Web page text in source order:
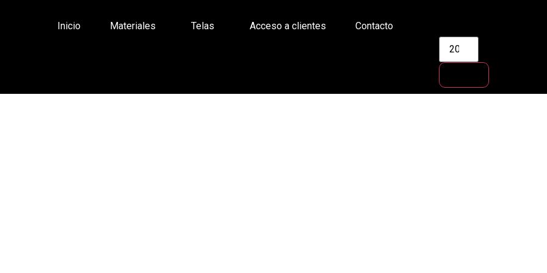
Inicio Materiales Telas Acceso a clientes Contacto